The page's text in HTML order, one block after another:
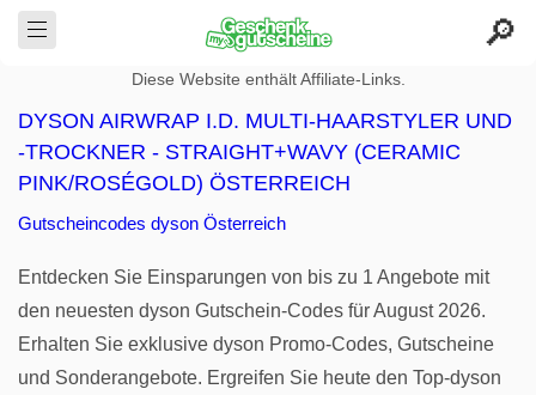
Diese Website enthält Affiliate-Links.
DYSON AIRWRAP I.D. MULTI-HAARSTYLER UND
-TROCKNER - STRAIGHT+WAVY (CERAMIC
PINK/ROSÉGOLD) ÖSTERREICH
Gutscheincodes dyson Österreich
Entdecken Sie Einsparungen von bis zu 1 Angebote mit
den neuesten dyson Gutschein-Codes für August 2026.
Erhalten Sie exklusive dyson Promo-Codes, Gutscheine
und Sonderangebote. Ergreifen Sie heute den Top-dyson